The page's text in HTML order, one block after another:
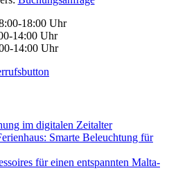
18:00 Uhr
14:00 Uhr
14:00 Uhr
im digitalen Zeitalter
Smarte Beleuchtung für
für einen entspannten Malta-